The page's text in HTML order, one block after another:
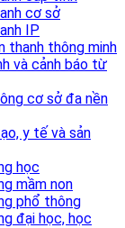
cơ sở
IP
thanh thông minh
và cảnh báo từ
cơ sở đa nền
y tế và sản
học
mầm non
phổ thông
đại học, học